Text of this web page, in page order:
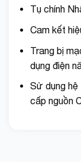
Tụ chính
Cam kết
Trang bị
dụng điện
Sử dụng hệ
cấp nguồn